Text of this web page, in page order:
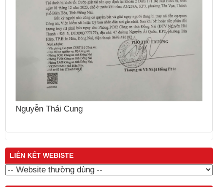
Nguyễn Thái Cung
LIÊN KẾT WEBISTE